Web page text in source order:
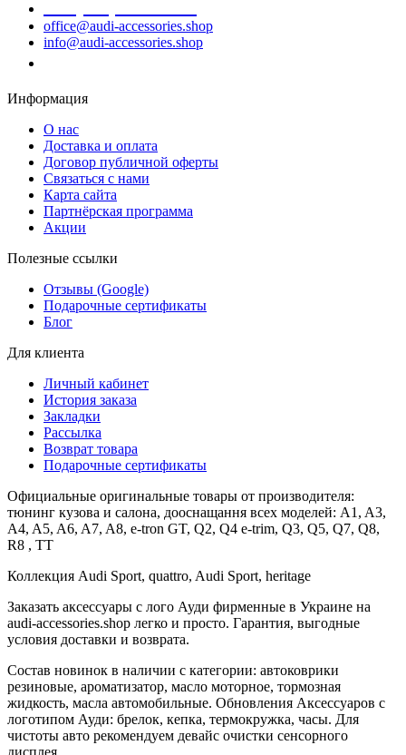
office@audi-accessories.shop
info@audi-accessories.shop
Информация
О нас
Доставка и оплата
Договор публичной оферты
Связаться с нами
Карта сайта
Партнёрская программа
Акции
Полезные ссылки
Отзывы (Google)
Подарочные сертификаты
Блог
Для клиента
Личный кабинет
История заказа
Закладки
Рассылка
Возврат товара
Подарочные сертификаты
Официальные оригинальные товары от производителя:
тюнинг кузова и салона, дооснащання всех моделей: A1, A3,
A4, A5, A6, A7, A8, e-tron GT, Q2, Q4 e-trim, Q3, Q5, Q7, Q8,
R8 , TT
Коллекция Audi Sport, quattro, Audi Sport, heritage
Заказать аксессуары с лого Ауди фирменные в Украине на
audi-accessories.shop легко и просто. Гарантия, выгодные
условия доставки и возврата.
Состав новинок в наличии с категории: автоковрики
резиновые, ароматизатор, масло моторное, тормозная
жидкость, масла автомобильные. Обновления Аксессуаров с
логотипом Ауди: брелок, кепка, термокружка, часы. Для
чистоты авто рекомендуем девайс очистки сенсорного